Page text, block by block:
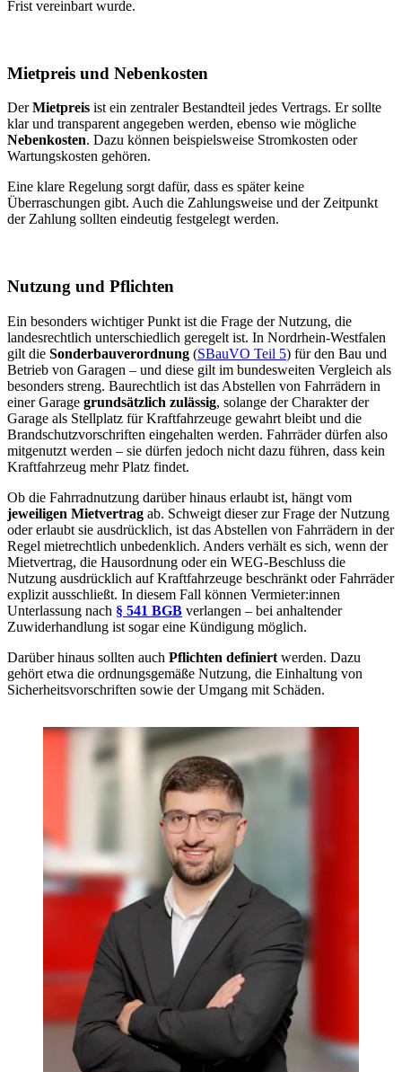
Frist vereinbart wurde.
Mietpreis und Nebenkosten
DerMietpreis ist ein zentraler Bestandteil jedes Vertrags. Er sollte
klar und transparent angegeben werden, ebenso wie mögliche
Nebenkosten. Dazu können beispielsweise Stromkosten oder
Wartungskosten gehören.
Eine klare Regelung sorgt dafür, dass es später keine
Überraschungen gibt. Auch die Zahlungsweise und der Zeitpunkt
der Zahlung sollten eindeutig festgelegt werden.
Nutzung und Pflichten
Ein besonders wichtiger Punkt ist die Frage der Nutzung, die
landesrechtlich unterschiedlich geregelt ist. In Nordrhein-Westfalen
gilt die Sonderbauverordnung (SBauVO Teil 5) für den Bau und
Betrieb von Garagen – und diese gilt im bundesweiten Vergleich als
besonders streng. Baurechtlich ist das Abstellen von Fahrrädern in
einer Garage grundsätzlich zulässig, solange der Charakter der
Garage als Stellplatz für Kraftfahrzeuge gewahrt bleibt und die
Brandschutzvorschriften eingehalten werden. Fahrräder dürfen also
mitgenutzt werden – sie dürfen jedoch nicht dazu führen, dass kein
Kraftfahrzeug mehr Platz findet.
Ob die Fahrradnutzung darüber hinaus erlaubt ist, hängt vom
jeweiligen Mietvertrag ab. Schweigt dieser zur Frage der Nutzung
oder erlaubt sie ausdrücklich, ist das Abstellen von Fahrrädern in der
Regel mietrechtlich unbedenklich. Anders verhält es sich, wenn der
Mietvertrag, die Hausordnung oder ein WEG-Beschluss die
Nutzung ausdrücklich auf Kraftfahrzeuge beschränkt oder Fahrräder
explizit ausschließt. In diesem Fall können Vermieter:innen
Unterlassung nach § 541 BGB verlangen – bei anhaltender
Zuwiderhandlung ist sogar eine Kündigung möglich.
Darüber hinaus sollten auch Pflichten definiert werden. Dazu
gehört etwa die ordnungsgemäße Nutzung, die Einhaltung von
Sicherheitsvorschriften sowie der Umgang mit Schäden.